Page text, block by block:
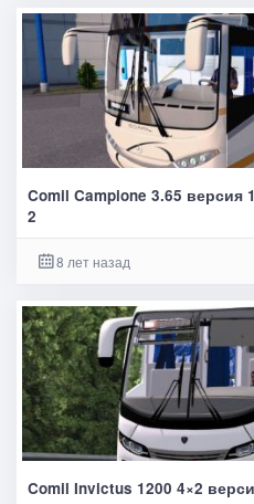
Comil Campione 3.65 версия
2
8 лет назад
Comil Invictus 1200 4×2